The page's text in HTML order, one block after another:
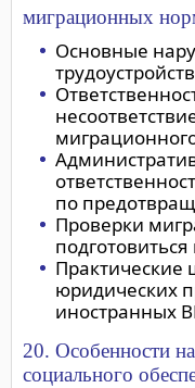
миграционных
Основные
по
Проверки
Практические
юридических
иностранных
20. Особенности
социального